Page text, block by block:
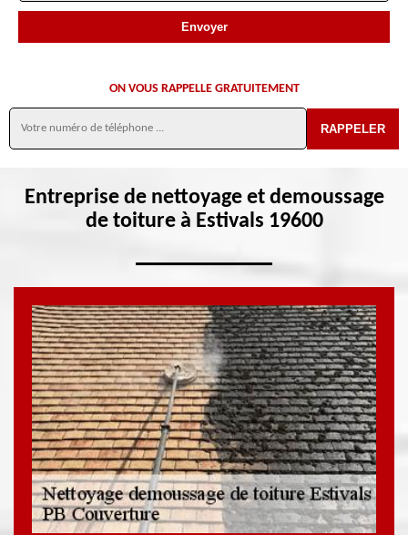
ON VOUS RAPPELLE GRATUITEMENT
Entreprise de nettoyage et demoussage
de toiture à Estivals 19600